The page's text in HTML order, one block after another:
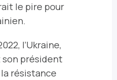
le pire pour
l’Ukraine,
président
résistance